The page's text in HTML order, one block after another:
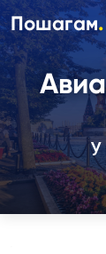
Пошагам.
У